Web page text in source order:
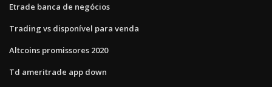
Etrade banca de negócios
Trading vs disponível para venda
Altcoins promissores 2020
Td ameritrade app down